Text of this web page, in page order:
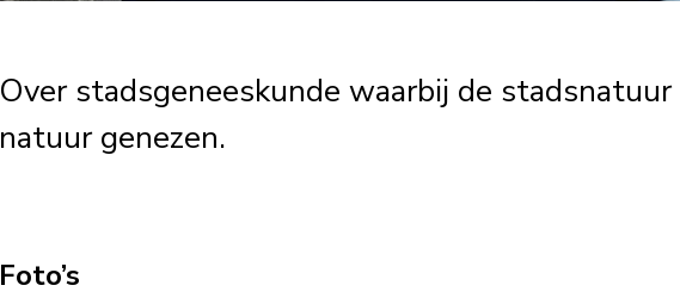
Over stadsgeneeskunde waarbij de
natuur genezen.
Foto’s